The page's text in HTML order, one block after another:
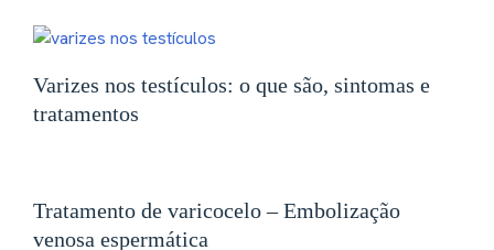
Varizes nos testículos: o que são, sintomas e
tratamentos
Tratamento de varicocelo – Embolização
venosa espermática